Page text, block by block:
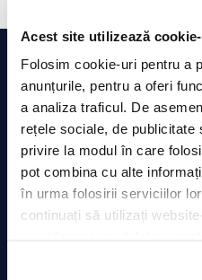
Acest site utilizează
Folosim cookie-uri pentru a
anunțurile, pentru a oferi
a analiza traficul. De
rețele sociale, de publicitate
privire la modul în care
pot combina cu alte
în urma folosirii serviciilor
continuați să utilizați
ALEGE SOLUȚIILE
OFERTA